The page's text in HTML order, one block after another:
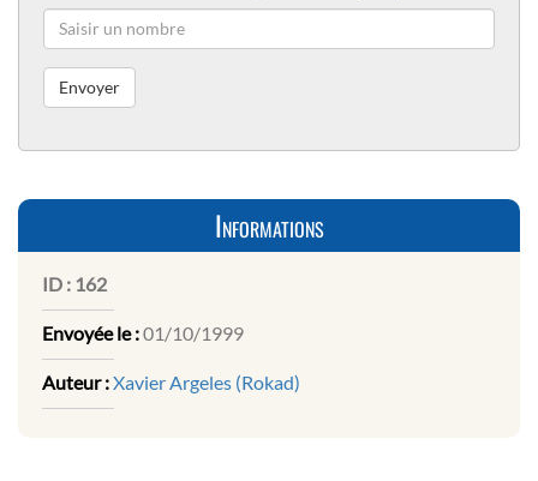
Informations
ID : 162
Envoyée le :01/10/1999
Auteur :Xavier Argeles (Rokad)